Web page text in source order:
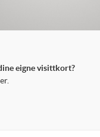
eigne visittkort?